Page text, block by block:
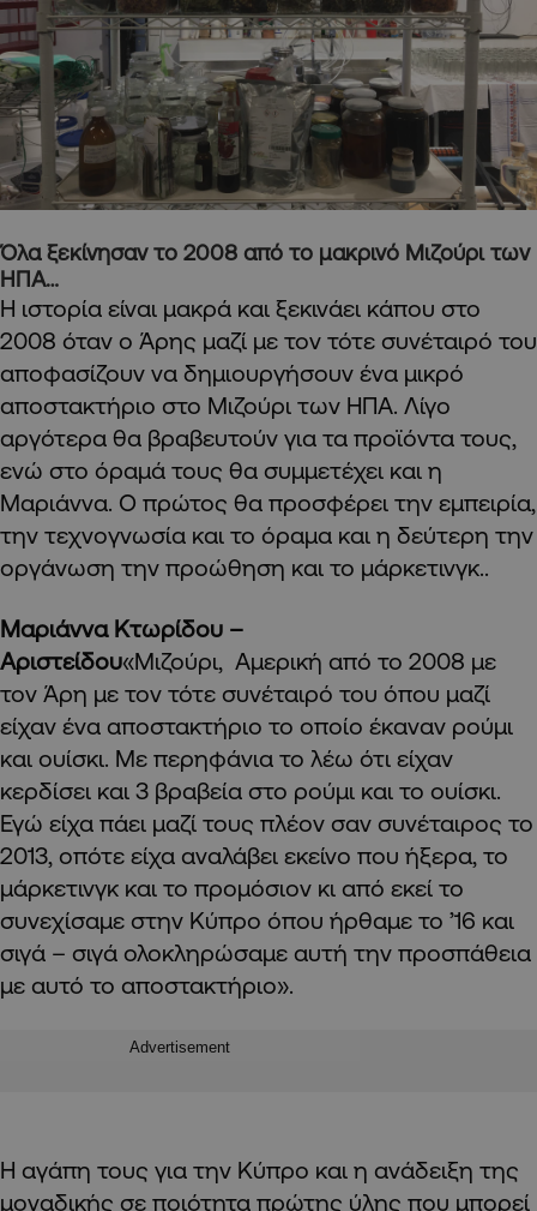
Όλα ξεκίνησαν το 2008 από το μακρινό Μιζούρι των
ΗΠΑ…
Η ιστορία είναι μακρά και ξεκινάει κάπου στο
2008 όταν ο Άρης μαζί με τον τότε συνέταιρό του
αποφασίζουν να δημιουργήσουν ένα μικρό
αποστακτήριο στο Μιζούρι των ΗΠΑ. Λίγο
αργότερα θα βραβευτούν για τα προϊόντα τους,
ενώ στο όραμά τους θα συμμετέχει και η
Μαριάννα. Ο πρώτος θα προσφέρει την εμπειρία,
την τεχνογνωσία και το όραμα και η δεύτερη την
οργάνωση την προώθηση και το μάρκετινγκ..
Μαριάννα Κτωρίδου –
Αριστείδου«Μιζούρι, Αμερική από το 2008 με
τον Άρη με τον τότε συνέταιρό του όπου μαζί
είχαν ένα αποστακτήριο το οποίο έκαναν ρούμι
και ουίσκι. Με περηφάνια το λέω ότι είχαν
κερδίσει και 3 βραβεία στο ρούμι και το ουίσκι.
Εγώ είχα πάει μαζί τους πλέον σαν συνέταιρος το
2013, οπότε είχα αναλάβει εκείνο που ήξερα, το
μάρκετινγκ και το προμόσιον κι από εκεί το
συνεχίσαμε στην Κύπρο όπου ήρθαμε το ’16 και
σιγά – σιγά ολοκληρώσαμε αυτή την προσπάθεια
με αυτό το αποστακτήριο».
Advertisement
Η αγάπη τους για την Κύπρο και η ανάδειξη της
μοναδικής σε ποιότητα πρώτης ύλης που μπορεί